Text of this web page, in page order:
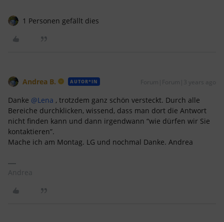
1 Personen gefällt dies
Andrea B. AUTOR*IN Forum|Forum|3 years ago
Danke @Lena , trotzdem ganz schön versteckt. Durch alle
Bereiche durchklicken, wissend, dass man dort die Antwort
nicht finden kann und dann irgendwann “wie dürfen wir Sie
kontaktieren”.
Mache ich am Montag. LG und nochmal Danke. Andrea
Andrea